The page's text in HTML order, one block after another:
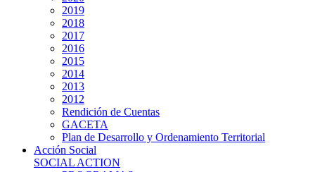
2019
2018
2017
2016
2015
2014
2013
2012
Rendición de Cuentas
GACETA
Plan de Desarrollo y Ordenamiento Territorial
Acción Social
SOCIAL ACTION